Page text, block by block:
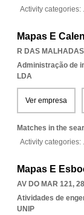
Activity categories:
Mapas E
R DAS
Administração de
LDA
Ver empresa
Matches in the
Activity categories:
Mapas E
AV DO MAR 121,
Atividades de
UNIP